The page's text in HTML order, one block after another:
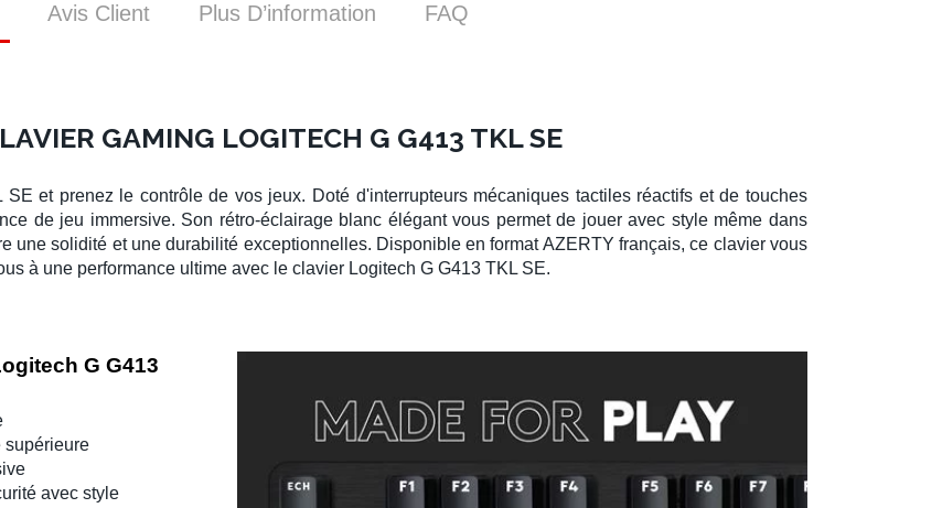
GAMING LOGITECH G G413 TKL SE
SE et prenez le contrôle de vos jeux. Doté d'interrupteurs mécaniques tactiles réactifs et de touches
de jeu immersive. Son rétro-éclairage blanc élégant vous permet de jouer avec style même dans
une solidité et une durabilité exceptionnelles. Disponible en format AZERTY français, ce clavier vous
à une performance ultime avec le clavier Logitech G G413 TKL SE.
G G413
supérieure
avec style
Avis Client Plus D’information FAQ